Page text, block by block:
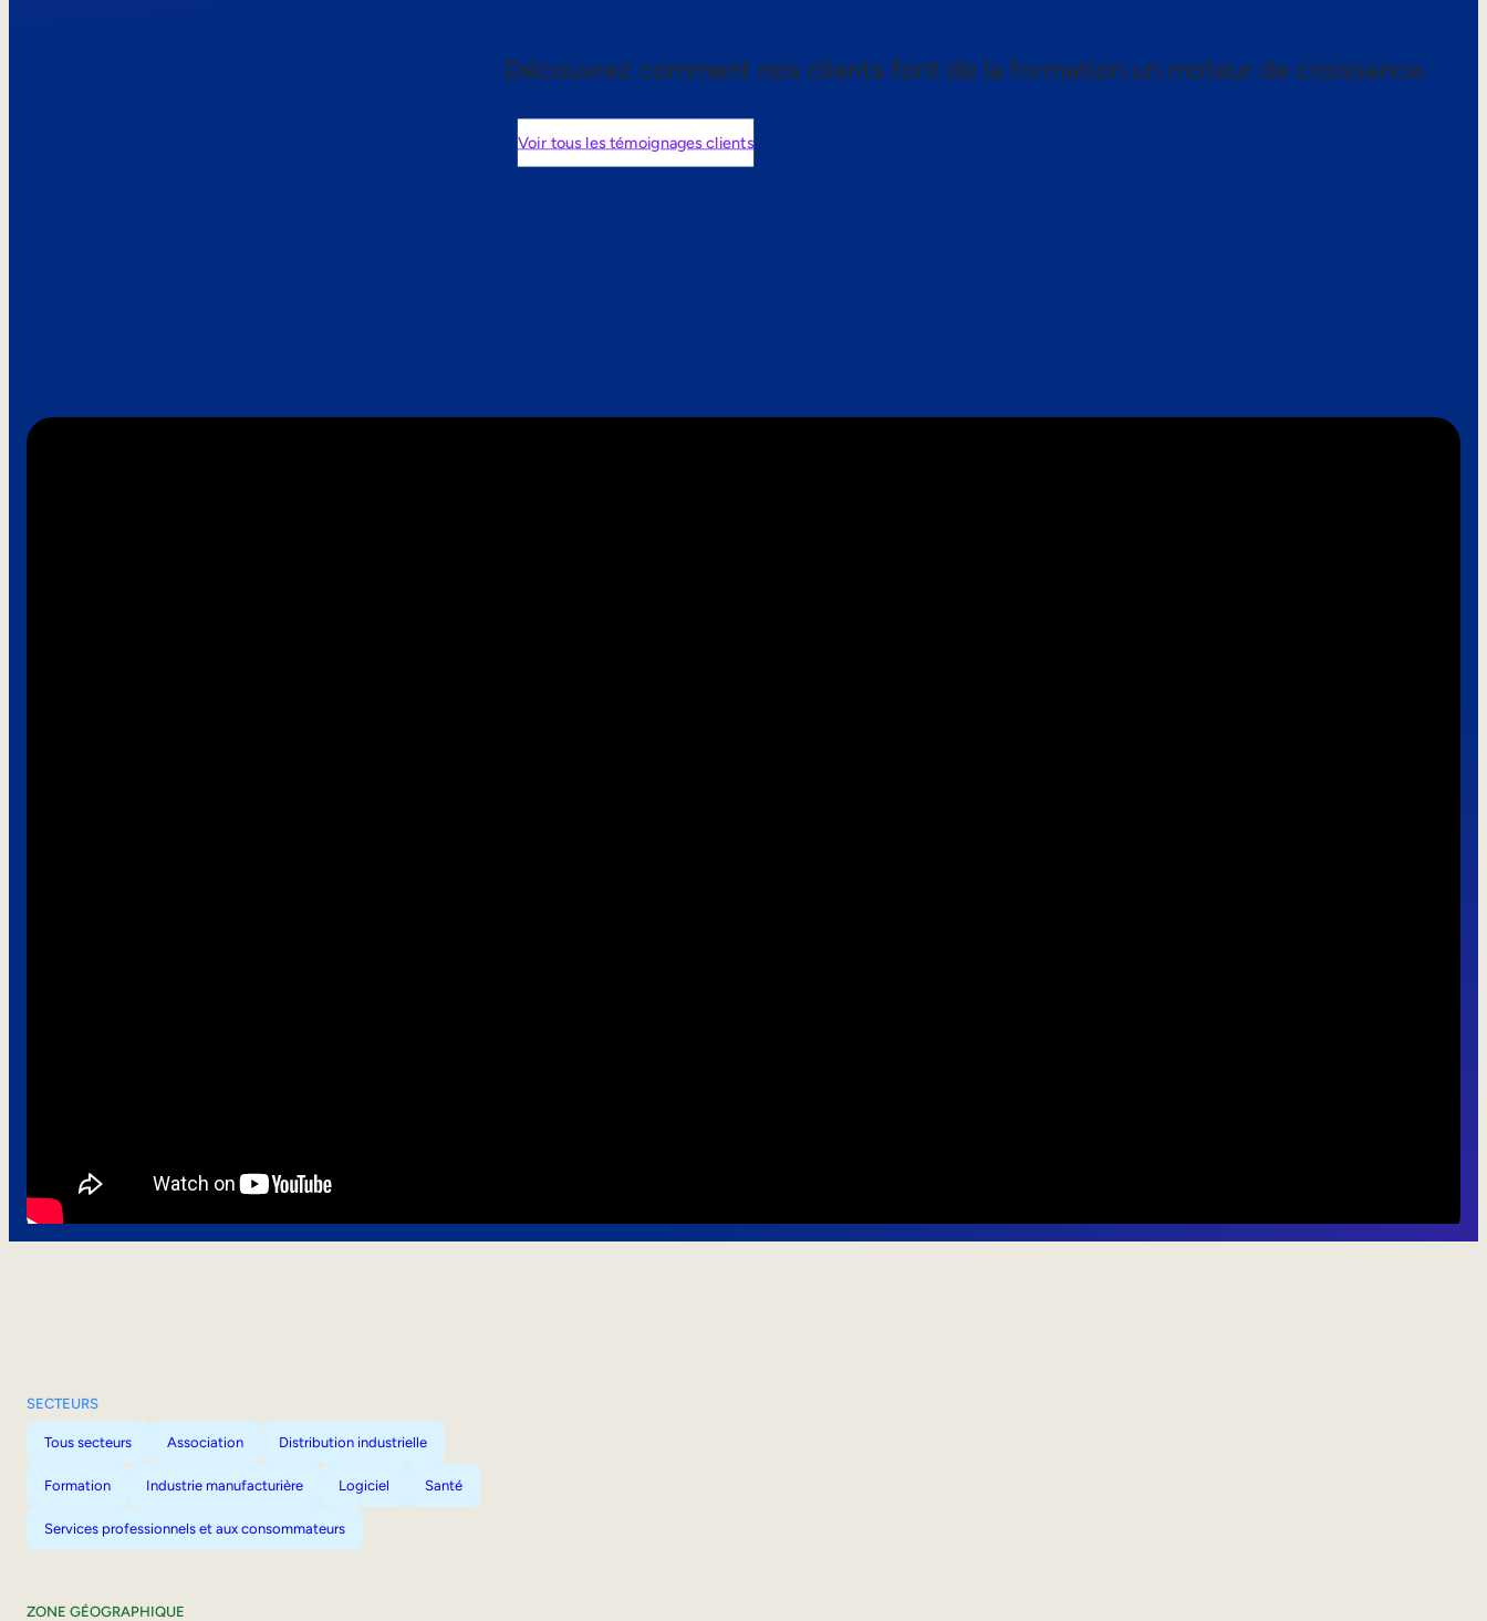
Découvrez comment nos clients font de la formation un moteur de croissance.
Voir tous les témoignages clients
SECTEURS
Tous secteurs Association Distribution industrielle
Formation Industrie manufacturière Logiciel Santé
Services professionnels et aux consommateurs
ZONE GÉOGRAPHIQUE